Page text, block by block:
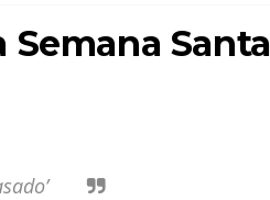
Santa